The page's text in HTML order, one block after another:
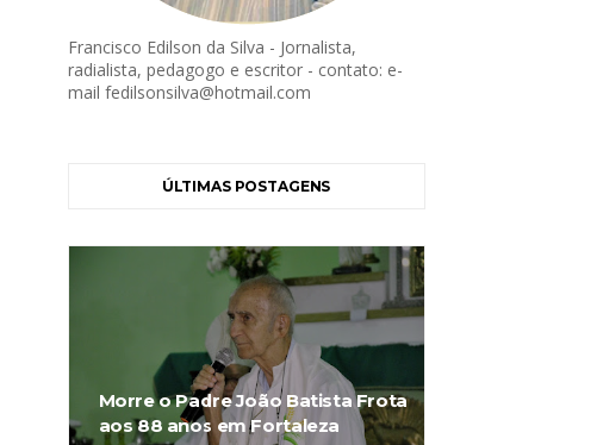
Francisco Edilson da Silva - Jornalista,
radialista, pedagogo e escritor - contato: e-
mail fedilsonsilva@hotmail.com
ÚLTIMAS POSTAGENS
Morre o Padre João Batista Frota
aos 88 anos em Fortaleza